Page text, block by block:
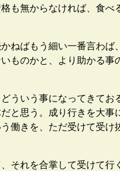
も無からなければ、食べ
ねばもう細い一番言わば
ものかと、より助かる事
ういう事になってきてお
と思う。成り行きを大事
働きを、ただ受けて受け
それを合掌して受けて行